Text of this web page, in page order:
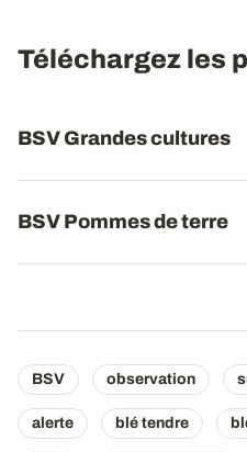
Téléchargez les
BSV Grandes cultures
BSV Pommes de terre
BSV observation
alerte blé tendre